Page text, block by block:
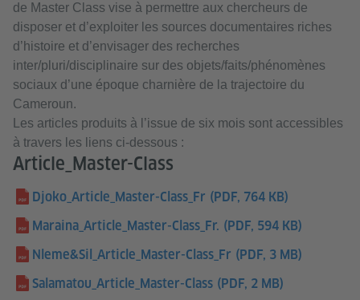
de Master Class vise à permettre aux chercheurs de
disposer et d’exploiter les sources documentaires riches
d’histoire et d’envisager des recherches
inter/pluri/disciplinaire sur des objets/faits/phénomènes
sociaux d’une époque charnière de la trajectoire du
Cameroun.
Les articles produits à l’issue de six mois sont accessibles
à travers les liens ci-dessous :
Article_Master-Class
Djoko_Article_Master-Class_Fr (PDF, 764 KB)
Maraina_Article_Master-Class_Fr. (PDF, 594 KB)
Nleme&Sil_Article_Master-Class_Fr (PDF, 3 MB)
Salamatou_Article_Master-Class (PDF, 2 MB)